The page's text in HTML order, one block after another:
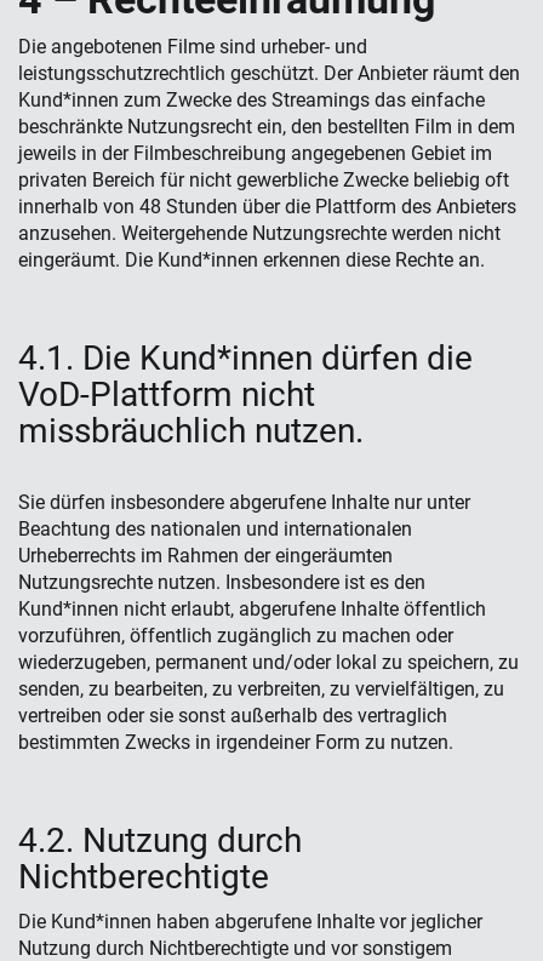
Die angebotenen Filme sind urheber- und
leistungsschutzrechtlich geschützt. Der Anbieter räumt den
Kund*innen zum Zwecke des Streamings das einfache
beschränkte Nutzungsrecht ein, den bestellten Film in dem
jeweils in der Filmbeschreibung angegebenen Gebiet im
privaten Bereich für nicht gewerbliche Zwecke beliebig oft
innerhalb von 48 Stunden über die Plattform des Anbieters
anzusehen. Weitergehende Nutzungsrechte werden nicht
eingeräumt. Die Kund*innen erkennen diese Rechte an.
4.1. Die Kund*innen dürfen die
VoD-Plattform nicht
missbräuchlich nutzen.
Sie dürfen insbesondere abgerufene Inhalte nur unter
Beachtung des nationalen und internationalen
Urheberrechts im Rahmen der eingeräumten
Nutzungsrechte nutzen. Insbesondere ist es den
Kund*innen nicht erlaubt, abgerufene Inhalte öffentlich
vorzuführen, öffentlich zugänglich zu machen oder
wiederzugeben, permanent und/oder lokal zu speichern, zu
senden, zu bearbeiten, zu verbreiten, zu vervielfältigen, zu
vertreiben oder sie sonst außerhalb des vertraglich
bestimmten Zwecks in irgendeiner Form zu nutzen.
4.2. Nutzung durch
Nichtberechtigte
Die Kund*innen haben abgerufene Inhalte vor jeglicher
Nutzung durch Nichtberechtigte und vor sonstigem